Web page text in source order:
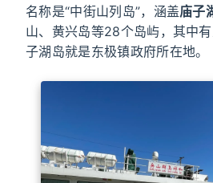
名称是“中街山列岛”，涵盖庙子
山、黄兴岛等28个岛屿，其中
子湖岛就是东极镇政府所在地。